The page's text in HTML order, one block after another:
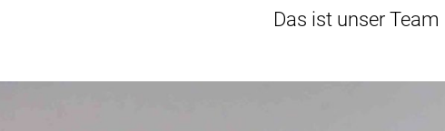
Das ist unser Team